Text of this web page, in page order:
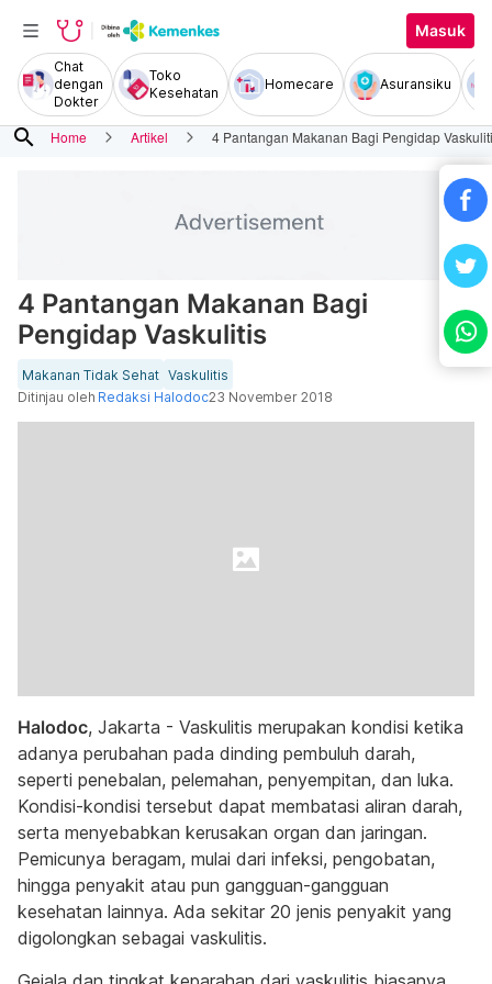
Masuk
Chat
dengan
Dokter
Toko
Kesehatan
Homecare Asuransiku
search Home Artikel 4 Pantangan Makanan Bagi Pengidap
4 Pantangan Makanan Bagi
Pengidap Vaskulitis
Makanan Tidak Sehat Vaskulitis
Ditinjau oleh Redaksi Halodoc23 November 2018
Halodoc, Jakarta - Vaskulitis merupakan kondisi ketika
adanya perubahan pada dinding pembuluh darah,
seperti penebalan, pelemahan, penyempitan, dan luka.
Kondisi-kondisi tersebut dapat membatasi aliran darah,
serta menyebabkan kerusakan organ dan jaringan.
Pemicunya beragam, mulai dari infeksi, pengobatan,
hingga penyakit atau pun gangguan-gangguan
kesehatan lainnya. Ada sekitar 20 jenis penyakit yang
digolongkan sebagai vaskulitis.